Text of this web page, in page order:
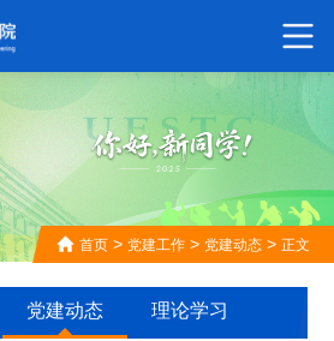
首页 > 党建工作 > 党建动态 > 正文
党建动态 理论学习